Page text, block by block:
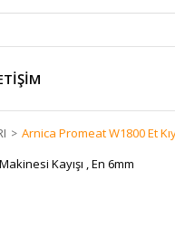
Arnica Promeat W1800 Et